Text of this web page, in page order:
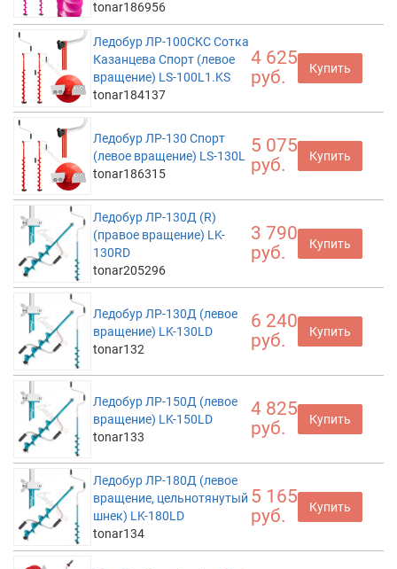
tonar186956
Ледобур ЛР-100СКС Сотка
Казанцева Спорт (левое
вращение) LS-100L1.KS
tonar184137
4 625
руб.
Купить
Ледобур ЛР-130 Спорт
(левое вращение) LS-130L
tonar186315
5 075
руб.
Купить
Ледобур ЛР-130Д (R)
(правое вращение) LK-
130RD
tonar205296
3 790
руб.
Купить
Ледобур ЛР-130Д (левое
вращение) LK-130LD
tonar132
6 240
руб.
Купить
Ледобур ЛР-150Д (левое
вращение) LK-150LD
tonar133
4 825
руб.
Купить
Ледобур ЛР-180Д (левое
вращение, цельнотянутый
шнек) LK-180LD
tonar134
5 165
руб.
Купить